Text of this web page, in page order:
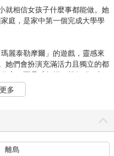
就相信女孩子什麼事都能做。她
庭，是家中第一個完成大學學
麗泰勒摩爾」的遊戲，靈感來
她們會扮演充滿活力且獨立的都
主，而是「年輕、想征服一切
的那句：「到頭來妳一定會成
的招牌動作。她也喜歡瑪麗在
一九七二年通過的聯邦法律，
動中，男女都須獲得平等對
多
離島